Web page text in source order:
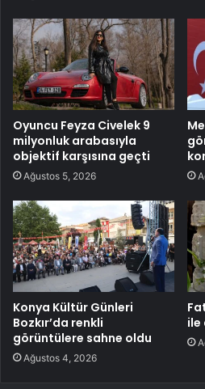
Oyuncu Feyza Civelek 9
milyonluk arabasıyla
objektif karşısına geçti
Ağustos 5, 2026
Konya Kültür Günleri
Bozkır’da renkli
görüntülere sahne oldu
Ağustos 4, 2026
ile